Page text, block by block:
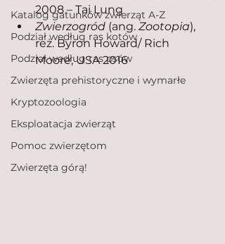
Katalog gatunków zwierząt A-Z
Podział według ras kotów
Podział według ras psów
Zwierzęta prehistoryczne i wymarłe
Kryptozoologia
Eksploatacja zwierząt
Pomoc zwierzętom
Zwierzęta górą!
2008 – Tai Lung
Zwierzogród (ang. Zootopia),
reż. Byron Howard/ Rich
Moore, USA 2016